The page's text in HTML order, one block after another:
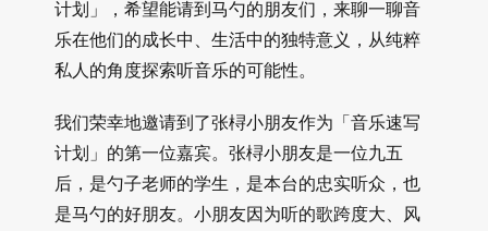
计划」，希望能请到马勺的朋友们，来聊一聊音
乐在他们的成长中、生活中的独特意义，从纯粹
私人的角度探索听音乐的可能性。
我们荣幸地邀请到了张桪小朋友作为「音乐速写
计划」的第一位嘉宾。张桪小朋友是一位九五
后，是勺子老师的学生，是本台的忠实听众，也
是马勺的好朋友。小朋友因为听的歌跨度大、风